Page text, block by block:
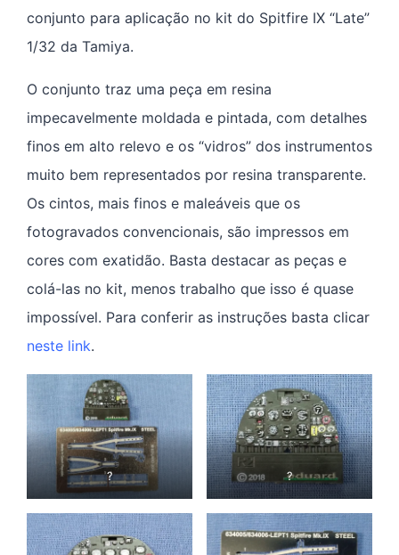
conjunto para aplicação no kit do Spitfire IX “Late”
1/32 da Tamiya.
O conjunto traz uma peça em resina
impecavelmente moldada e pintada, com detalhes
finos em alto relevo e os “vidros” dos instrumentos
muito bem representados por resina transparente.
Os cintos, mais finos e maleáveis que os
fotogravados convencionais, são impressos em
cores com exatidão. Basta destacar as peças e
colá-las no kit, menos trabalho que isso é quase
impossível. Para conferir as instruções basta clicar
neste link.
? ?